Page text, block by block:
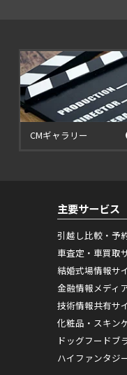
CMギャラリー
主要サービス
引越し比較・予
車査定・車買取
結婚式場情報サ
金融情報メディ
技術情報共有サ
化粧品・スキン
ドッグフードブ
ハイファンタジ